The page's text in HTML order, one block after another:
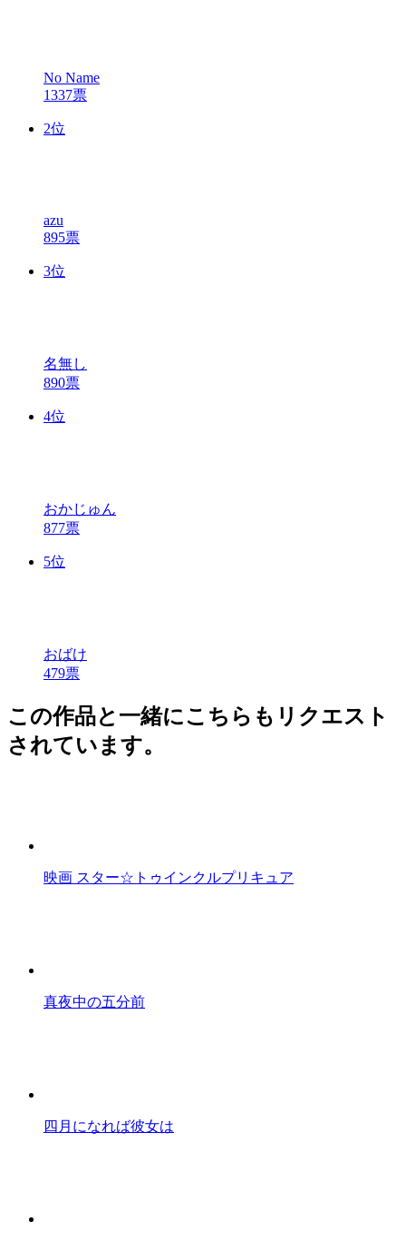
No Name
1337票
2位
azu
895票
3位
名無し
890票
4位
おかじゅん
877票
5位
おばけ
479票
この作品と一緒にこちらもリクエスト
されています。
映画 スター☆トゥインクルプリキュア
真夜中の五分前
四月になれば彼女は